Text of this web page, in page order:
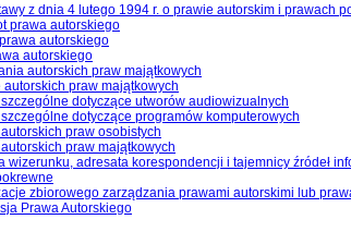
z dnia 4 lutego 1994 r. o prawie autorskim i prawach
prawa autorskiego
autorskiego
autorskiego
autorskich praw majątkowych
autorskich praw majątkowych
szczególne dotyczące utworów audiowizualnych
szczególne dotyczące programów komputerowych
praw osobistych
praw majątkowych
wizerunku, adresata korespondencji i tajemnicy źródeł
zbiorowego zarządzania prawami autorskimi lub
Prawa Autorskiego